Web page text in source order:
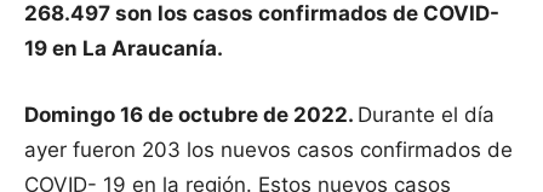
268.497 son los casos confirmados de COVID-
19 en La Araucanía.
Domingo 16 de octubre de 2022. Durante el día
ayer fueron 203 los nuevos casos confirmados de
COVID- 19 en la región. Estos nuevos casos